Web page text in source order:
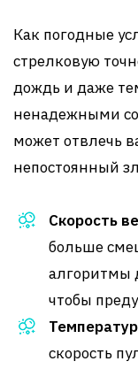
Как погодные
стрелковую
дождь и даже
ненадежными
может отвлечь
непостоянный
Скорость
больше
алгоритмы
чтобы
скорость